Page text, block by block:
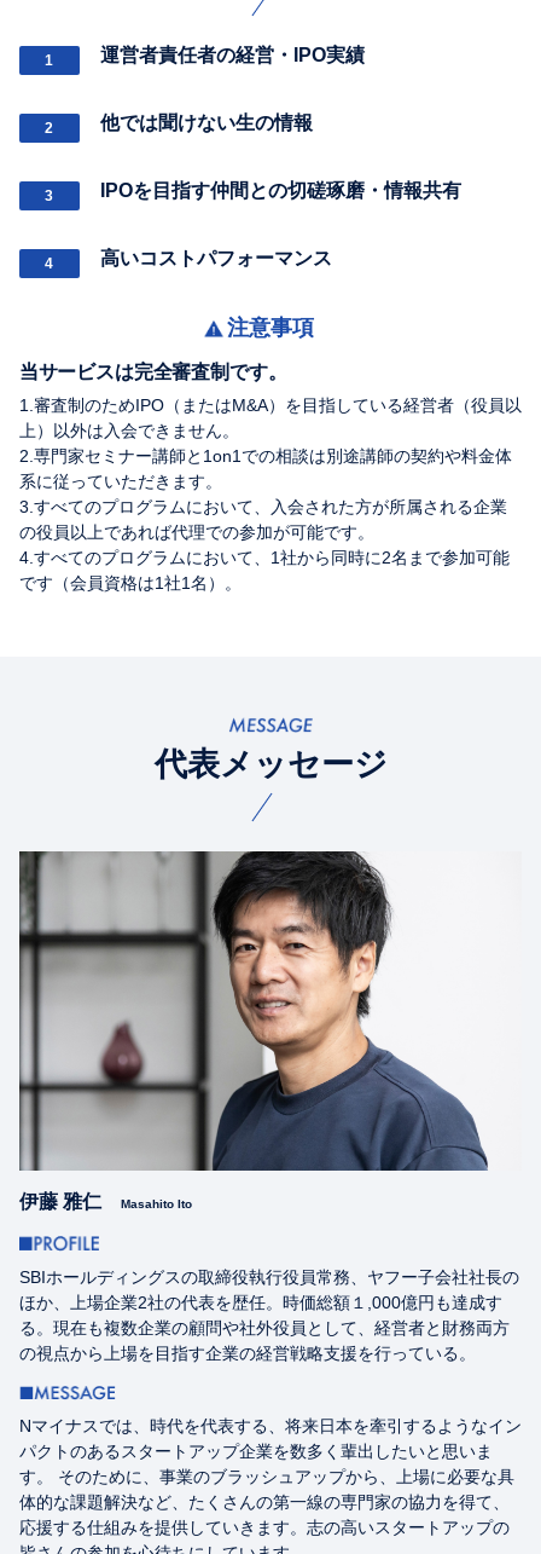
1 運営者責任者の経営・IPO実績
2 他では聞けない生の情報
3 IPOを目指す仲間との切磋琢磨・情報共有
4 高いコストパフォーマンス
注意事項
当サービスは完全審査制です。
1.審査制のためIPO（またはM&A）を目指している経営者（役員以
上）以外は入会できません。
2.専門家セミナー講師と1on1での相談は別途講師の契約や料金体
系に従っていただきます。
3.すべてのプログラムにおいて、入会された方が所属される企業
の役員以上であれば代理での参加が可能です。
4.すべてのプログラムにおいて、1社から同時に2名まで参加可能
です（会員資格は1社1名）。
代表メッセージ
伊藤 雅仁 Masahito Ito
SBIホールディングスの取締役執行役員常務、ヤフー子会社社長の
ほか、上場企業2社の代表を歴任。時価総額１,000億円も達成す
る。現在も複数企業の顧問や社外役員として、経営者と財務両方
の視点から上場を目指す企業の経営戦略支援を行っている。
Nマイナスでは、時代を代表する、将来日本を牽引するようなイン
パクトのあるスタートアップ企業を数多く輩出したいと思いま
す。 そのために、事業のブラッシュアップから、上場に必要な具
体的な課題解決など、たくさんの第一線の専門家の協力を得て、
応援する仕組みを提供していきます。志の高いスタートアップの